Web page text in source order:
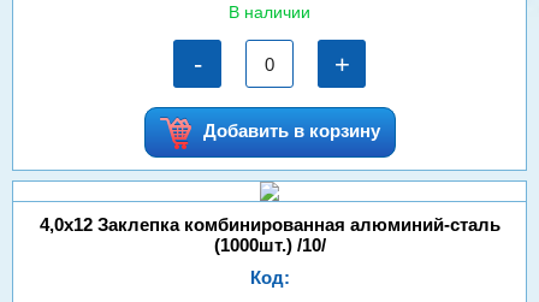
В наличии
- +
Добавить в корзину
4,0х12 Заклепка комбинированная алюминий-сталь
(1000шт.) /10/
Код: